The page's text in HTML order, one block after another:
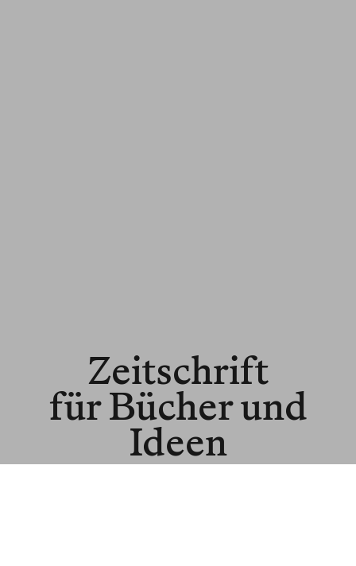
Zeitschrift
für Bücher und
Ideen